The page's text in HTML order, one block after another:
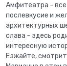
Амфитеатра - все
послевкусие и
архитектурных
слава - здесь
интересную
Езжайте,